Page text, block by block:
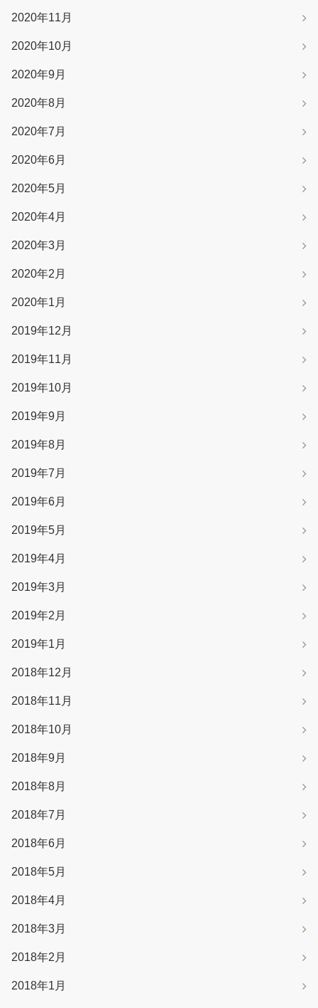
2020年11月
2020年10月
2020年9月
2020年8月
2020年7月
2020年6月
2020年5月
2020年4月
2020年3月
2020年2月
2020年1月
2019年12月
2019年11月
2019年10月
2019年9月
2019年8月
2019年7月
2019年6月
2019年5月
2019年4月
2019年3月
2019年2月
2019年1月
2018年12月
2018年11月
2018年10月
2018年9月
2018年8月
2018年7月
2018年6月
2018年5月
2018年4月
2018年3月
2018年2月
2018年1月